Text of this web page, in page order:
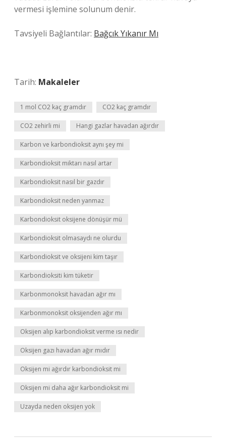
vermesi işlemine solunum denir.
Tavsiyeli Bağlantılar: Bağcık Yıkanır Mı
Tarih: Makaleler
1 mol CO2 kaç gramdır CO2 kaç gramdır
CO2 zehirli mi Hangi gazlar havadan ağırdır
Karbon ve karbondioksit aynı şey mi
Karbondioksit miktarı nasıl artar
Karbondioksit nasıl bir gazdır
Karbondioksit neden yanmaz
Karbondioksit oksijene dönüşür mü
Karbondioksit olmasaydı ne olurdu
Karbondioksit ve oksijeni kim taşır
Karbondioksiti kim tüketir
Karbonmonoksit havadan ağır mı
Karbonmonoksit oksijenden ağır mı
Oksijen alıp karbondioksit verme ısı nedir
Oksijen gazı havadan ağır mıdır
Oksijen mi ağırdır karbondioksit mi
Oksijen mi daha ağır karbondioksit mi
Uzayda neden oksijen yok